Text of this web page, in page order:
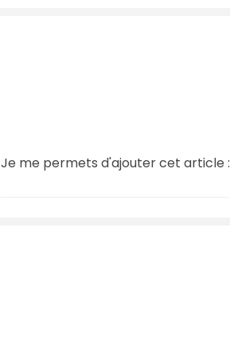
Je me permets d'ajouter cet article :